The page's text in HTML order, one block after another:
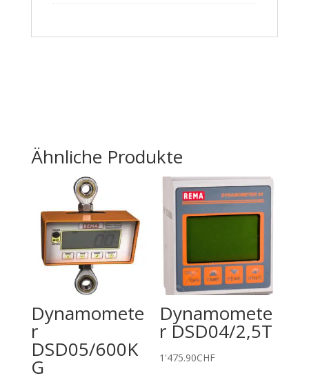
Ähnliche Produkte
Dynamomete
r
DSD05/600K
G
Dynamomete
r DSD04/2,5T
1'475.90CHF